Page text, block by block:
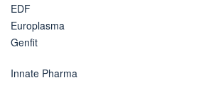
EDF
Europlasma
Genfit
Innate Pharma